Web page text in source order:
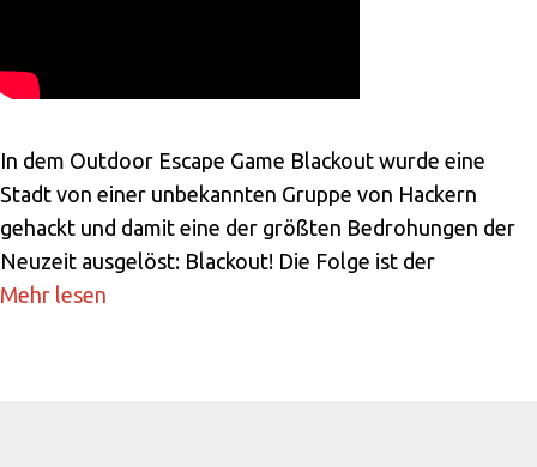
In dem Outdoor Escape Game Blackout wurde eine
Stadt von einer unbekannten Gruppe von Hackern
gehackt und damit eine der größten Bedrohungen der
Neuzeit ausgelöst: Blackout! Die Folge ist der
Mehr lesen